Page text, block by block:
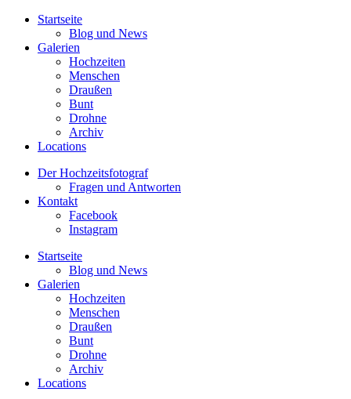
Startseite
Blog und News
Galerien
Hochzeiten
Menschen
Draußen
Bunt
Drohne
Archiv
Locations
Der Hochzeitsfotograf
Fragen und Antworten
Kontakt
Facebook
Instagram
Startseite
Blog und News
Galerien
Hochzeiten
Menschen
Draußen
Bunt
Drohne
Archiv
Locations